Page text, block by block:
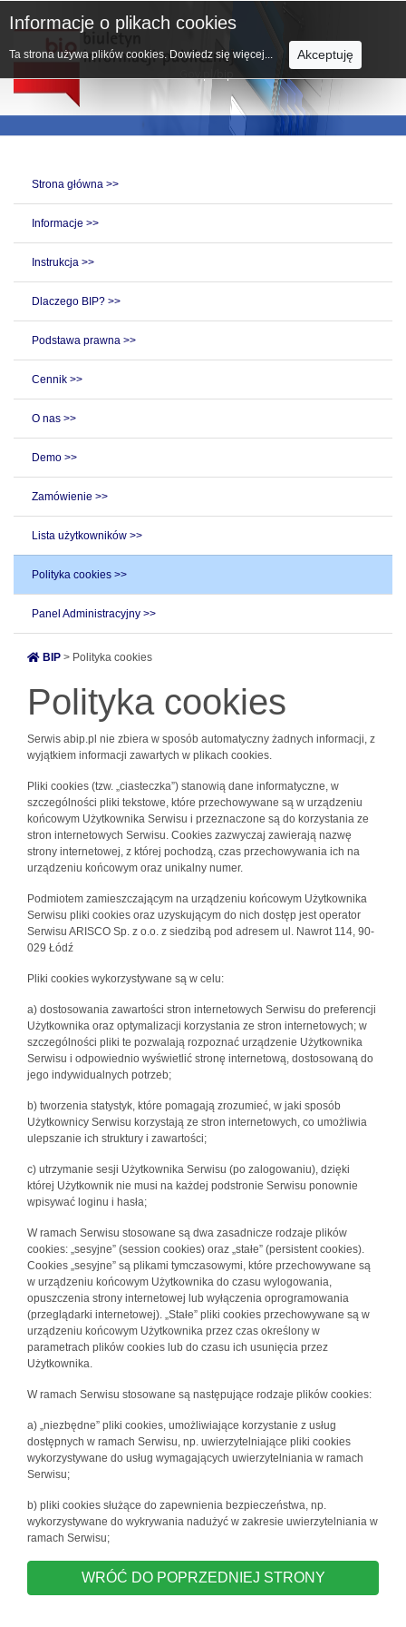
Strona główna >>
Informacje >>
Instrukcja >>
Dlaczego BIP? >>
Podstawa prawna >>
Cennik >>
O nas >>
Demo >>
Zamówienie >>
Lista użytkowników >>
Polityka cookies >>
Panel Administracyjny >>
BIP > Polityka cookies
Polityka cookies
Serwis abip.pl nie zbiera w sposób automatyczny żadnych informacji, z
wyjątkiem informacji zawartych w plikach cookies.
Pliki cookies (tzw. „ciasteczka”) stanowią dane informatyczne, w
szczególności pliki tekstowe, które przechowywane są w urządzeniu
końcowym Użytkownika Serwisu i przeznaczone są do korzystania ze
stron internetowych Serwisu. Cookies zazwyczaj zawierają nazwę
strony internetowej, z której pochodzą, czas przechowywania ich na
urządzeniu końcowym oraz unikalny numer.
Podmiotem zamieszczającym na urządzeniu końcowym Użytkownika
Serwisu pliki cookies oraz uzyskującym do nich dostęp jest operator
Serwisu ARISCO Sp. z o.o. z siedzibą pod adresem ul. Nawrot 114, 90-
029 Łódź
Pliki cookies wykorzystywane są w celu:
a) dostosowania zawartości stron internetowych Serwisu do preferencji
Użytkownika oraz optymalizacji korzystania ze stron internetowych; w
szczególności pliki te pozwalają rozpoznać urządzenie Użytkownika
Serwisu i odpowiednio wyświetlić stronę internetową, dostosowaną do
jego indywidualnych potrzeb;
b) tworzenia statystyk, które pomagają zrozumieć, w jaki sposób
Użytkownicy Serwisu korzystają ze stron internetowych, co umożliwia
ulepszanie ich struktury i zawartości;
c) utrzymanie sesji Użytkownika Serwisu (po zalogowaniu), dzięki
której Użytkownik nie musi na każdej podstronie Serwisu ponownie
wpisywać loginu i hasła;
W ramach Serwisu stosowane są dwa zasadnicze rodzaje plików
cookies: „sesyjne” (session cookies) oraz „stałe” (persistent cookies).
Cookies „sesyjne” są plikami tymczasowymi, które przechowywane są
w urządzeniu końcowym Użytkownika do czasu wylogowania,
opuszczenia strony internetowej lub wyłączenia oprogramowania
(przeglądarki internetowej). „Stałe” pliki cookies przechowywane są w
urządzeniu końcowym Użytkownika przez czas określony w
parametrach plików cookies lub do czasu ich usunięcia przez
Użytkownika.
W ramach Serwisu stosowane są następujące rodzaje plików cookies:
a) „niezbędne” pliki cookies, umożliwiające korzystanie z usług
dostępnych w ramach Serwisu, np. uwierzytelniające pliki cookies
wykorzystywane do usług wymagających uwierzytelniania w ramach
Serwisu;
b) pliki cookies służące do zapewnienia bezpieczeństwa, np.
wykorzystywane do wykrywania nadużyć w zakresie uwierzytelniania w
ramach Serwisu;
WRÓĆ DO POPRZEDNIEJ STRONY
Informacje o plikach cookies
Ta strona używa plików cookies. Dowiedz się więcej... Akceptuję